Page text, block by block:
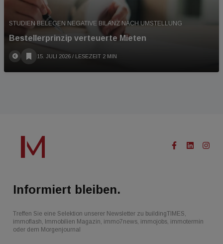
STUDIEN BELEGEN NEGATIVE BILANZ NACH UMSTELLUNG
Bestellerprinzip verteuerte Mieten
15. JULI 2026 / LESEZEIT 2 MIN
Informiert bleiben.
Treffen Sie eine Selektion unserer Newsletter zu buildingTIMES,
immoflash, Immobilien Magazin, immo7news, immojobs, immotermin
oder dem Morgenjournal